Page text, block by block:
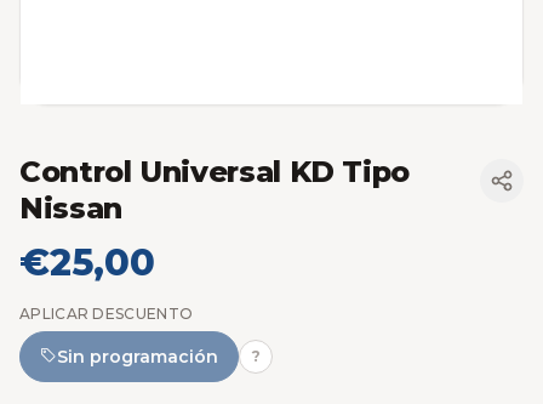
Control Universal KD Tipo
Nissan
€25,00
APLICAR DESCUENTO
Sin programación ?